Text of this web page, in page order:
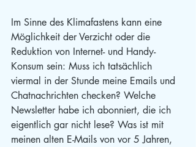
Im Sinne des Klimafastens kann eine
Möglichkeit der Verzicht oder die
Reduktion von Internet- und Handy-
Konsum sein: Muss ich tatsächlich
viermal in der Stunde meine Emails und
Chatnachrichten checken? Welche
Newsletter habe ich abonniert, die ich
eigentlich gar nicht lese? Was ist mit
meinen alten E-Mails von vor 5 Jahren,